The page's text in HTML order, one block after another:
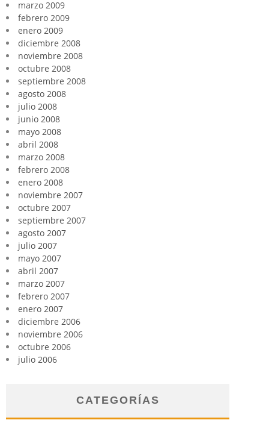
marzo 2009
febrero 2009
enero 2009
diciembre 2008
noviembre 2008
octubre 2008
septiembre 2008
agosto 2008
julio 2008
junio 2008
mayo 2008
abril 2008
marzo 2008
febrero 2008
enero 2008
noviembre 2007
octubre 2007
septiembre 2007
agosto 2007
julio 2007
mayo 2007
abril 2007
marzo 2007
febrero 2007
enero 2007
diciembre 2006
noviembre 2006
octubre 2006
julio 2006
CATEGORÍAS